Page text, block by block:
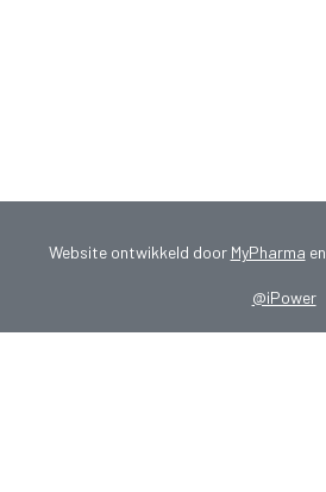
Website ontwikkeld door MyPharma en
@iPower